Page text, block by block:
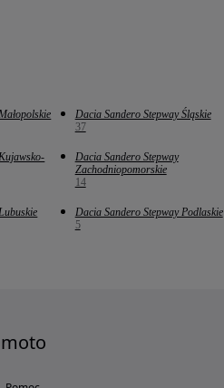
Dacia Sandero Stepway Śląskie
37
Dacia Sandero Stepway
Zachodniopomorskie
14
Dacia Sandero Stepway Podlaskie
5